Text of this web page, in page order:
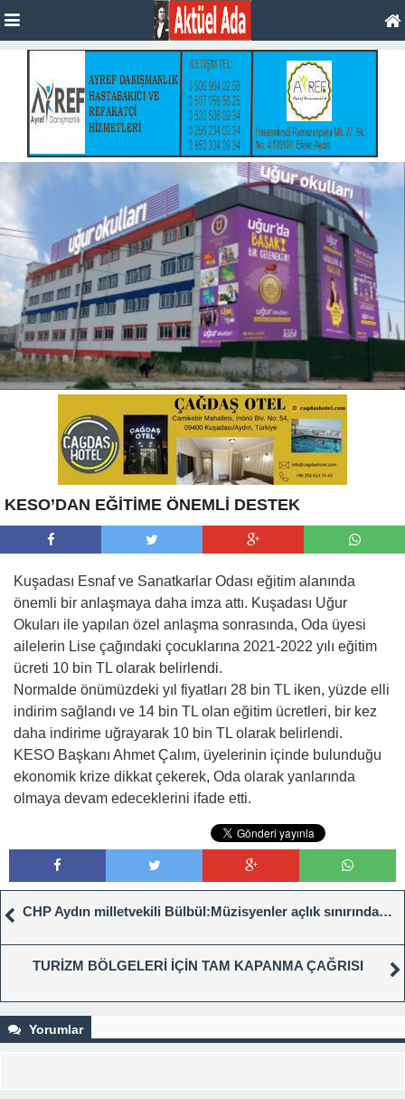
KESO’DAN EĞİTİME ÖNEMLİ DESTEK
Kuşadası Esnaf ve Sanatkarlar Odası eğitim alanında
önemli bir anlaşmaya daha imza attı. Kuşadası Uğur
Okuları ile yapılan özel anlaşma sonrasında, Oda üyesi
ailelerin Lise çağındaki çocuklarına 2021-2022 yılı eğitim
ücreti 10 bin TL olarak belirlendi.
Normalde önümüzdeki yıl fiyatları 28 bin TL iken, yüzde elli
indirim sağlandı ve 14 bin TL olan eğitim ücretleri, bir kez
daha indirime uğrayarak 10 bin TL olarak belirlendi.
KESO Başkanı Ahmet Çalım, üyelerinin içinde bulunduğu
ekonomik krize dikkat çekerek, Oda olarak yanlarında
olmaya devam edeceklerini ifade etti.
CHP Aydın milletvekili Bülbül:Müzisyenler açlık sınırında…
TURİZM BÖLGELERİ İÇİN TAM KAPANMA ÇAĞRISI
Yorumlar